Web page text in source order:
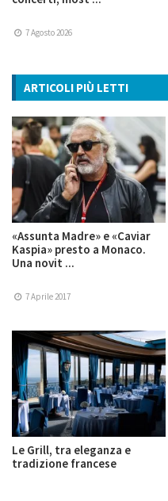
7 Agosto 2026
ARTICOLI PIÙ LETTI
«Assunta Madre» e «Caviar
Kaspia» presto a Monaco.
Una novit ...
7 Aprile 2017
Le Grill, tra eleganza e
tradizione francese